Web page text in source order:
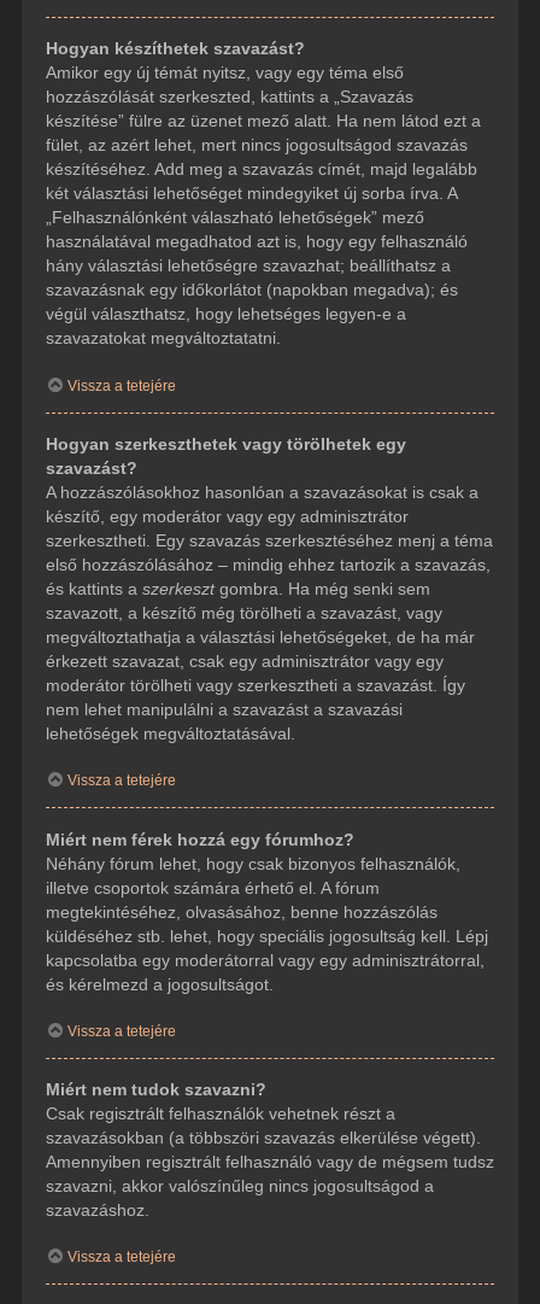
Hogyan készíthetek szavazást?
Amikor egy új témát nyitsz, vagy egy téma első
hozzászólását szerkeszted, kattints a „Szavazás
készítése” fülre az üzenet mező alatt. Ha nem látod ezt a
fület, az azért lehet, mert nincs jogosultságod szavazás
készítéséhez. Add meg a szavazás címét, majd legalább
két választási lehetőséget mindegyiket új sorba írva. A
„Felhasználónként válaszható lehetőségek” mező
használatával megadhatod azt is, hogy egy felhasználó
hány választási lehetőségre szavazhat; beállíthatsz a
szavazásnak egy időkorlátot (napokban megadva); és
végül választhatsz, hogy lehetséges legyen-e a
szavazatokat megváltoztatatni.
Vissza a tetejére
Hogyan szerkeszthetek vagy törölhetek egy
szavazást?
A hozzászólásokhoz hasonlóan a szavazásokat is csak a
készítő, egy moderátor vagy egy adminisztrátor
szerkesztheti. Egy szavazás szerkesztéséhez menj a téma
első hozzászólásához – mindig ehhez tartozik a szavazás,
és kattints a szerkesztgombra. Ha még senki sem
szavazott, a készítő még törölheti a szavazást, vagy
megváltoztathatja a választási lehetőségeket, de ha már
érkezett szavazat, csak egy adminisztrátor vagy egy
moderátor törölheti vagy szerkesztheti a szavazást. Így
nem lehet manipulálni a szavazást a szavazási
lehetőségek megváltoztatásával.
Vissza a tetejére
Miért nem férek hozzá egy fórumhoz?
Néhány fórum lehet, hogy csak bizonyos felhasználók,
illetve csoportok számára érhető el. A fórum
megtekintéséhez, olvasásához, benne hozzászólás
küldéséhez stb. lehet, hogy speciális jogosultság kell. Lépj
kapcsolatba egy moderátorral vagy egy adminisztrátorral,
és kérelmezd a jogosultságot.
Vissza a tetejére
Miért nem tudok szavazni?
Csak regisztrált felhasználók vehetnek részt a
szavazásokban (a többszöri szavazás elkerülése végett).
Amennyiben regisztrált felhasználó vagy de mégsem tudsz
szavazni, akkor valószínűleg nincs jogosultságod a
szavazáshoz.
Vissza a tetejére